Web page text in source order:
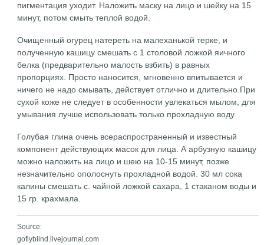
пигментация уходит. Наложить маску на лицо и шейку на 15
минут, потом смыть теплой водой.
Очищенный огурец натереть на малеханькой терке, и
полученную кашицу смешать с 1 столовой ложкой яичного
белка (предварительно малость взбить) в равных
пропорциях. Просто наносится, мгновенно впитывается и
ничего не надо смывать, действует отлично и длительно.При
сухой коже не следует в особенности увлекаться мылом, для
умывания лучше использовать только прохладную воду.
Голубая глина очень всераспространенный и известный
компонент действующих масок для лица. А арбузную кашицу
можно наложить на лицо и шею на 10-15 минут, позже
незначительно ополоснуть прохладной водой. 30 мл сока
калины смешать с. чайной ложкой сахара, 1 стаканом воды и
15 гр. крахмала.
Source:
goflyblind.livejournal.com